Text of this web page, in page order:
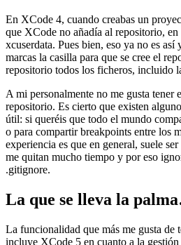
En XCode 4, cuando creabas un
que XCode no añadía al repositorio, en
xcuserdata. Pues bien, eso ya no es
marcas la casilla para que se cree el
repositorio todos los ficheros, incluido
A mi personalmente no me gusta tener
repositorio. Es cierto que existen
útil: si queréis que todo el mundo
o para compartir breakpoints entre los
experiencia es que en general, suele
me quitan mucho tiempo y por eso
.gitignore.
La que se lleva la
La funcionalidad que más me gusta de
incluye XCode 5 en cuanto a la